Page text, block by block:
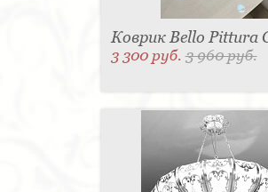
Коврик Bello Pittura
3 300 руб.3 960 руб.